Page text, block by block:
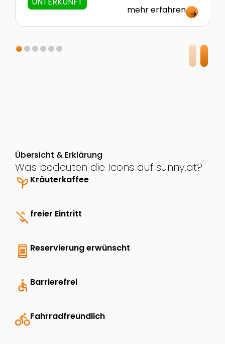
mehr erfahren arrow_forward
Übersicht & Erklärung
Was bedeuten die Icons auf sunny.at?
psychiatryKräuterkaffee
money_off freier Eintritt
book_online Reservierung erwünscht
accessible Barrierefrei
directions_bikeFahrradfreundlich